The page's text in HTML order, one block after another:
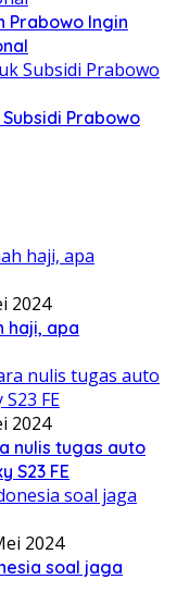
Prabowo Ingin
Subsidi Prabowo
2024
haji, apa
2024
nulis tugas auto
S23 FE
2024
soal jaga